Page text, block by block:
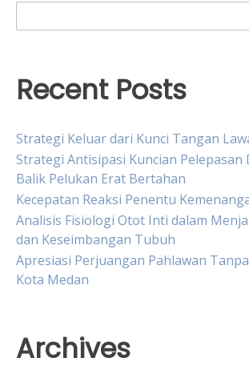
Recent Posts
Strategi Keluar dari Kunci Tangan
Strategi Antisipasi Kuncian Pelepasan
Balik Pelukan Erat Bertahan
Kecepatan Reaksi Penentu
Analisis Fisiologi Otot Inti dalam
dan Keseimbangan Tubuh
Apresiasi Perjuangan Pahlawan
Kota Medan
Archives